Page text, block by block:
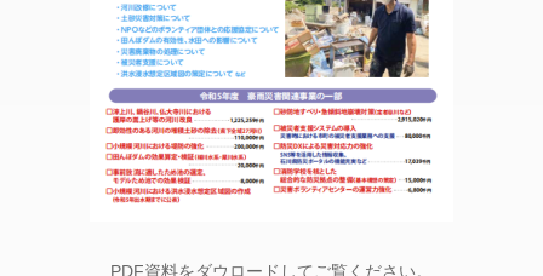
PDF資料をダウロードしてご覧ください。